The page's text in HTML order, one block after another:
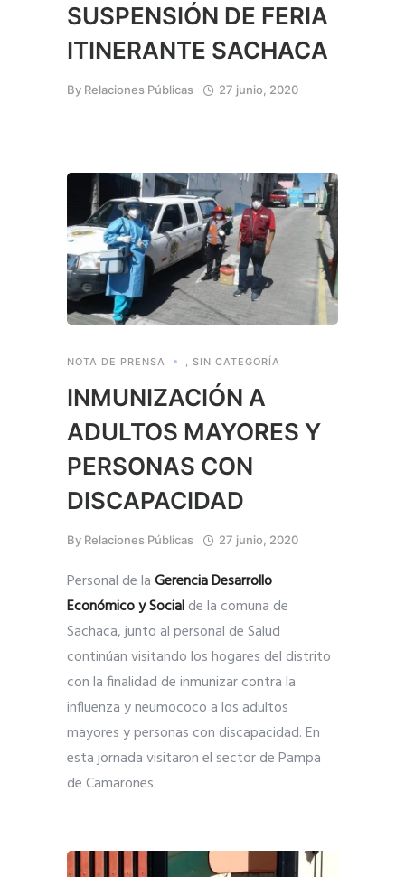
SUSPENSIÓN DE FERIA
ITINERANTE SACHACA
By Relaciones Públicas 27 junio, 2020
NOTA DE PRENSA , SIN CATEGORÍA
INMUNIZACIÓN A
ADULTOS MAYORES Y
PERSONAS CON
DISCAPACIDAD
By Relaciones Públicas 27 junio, 2020
Personal de laGerencia Desarrollo
Económico y Socialde la comuna de
Sachaca, junto al personal de Salud
continúan visitando los hogares del distrito
con la finalidad de inmunizar contra la
influenza y neumococo a los adultos
mayores y personas con discapacidad. En
esta jornada visitaron el sector de Pampa
de Camarones.